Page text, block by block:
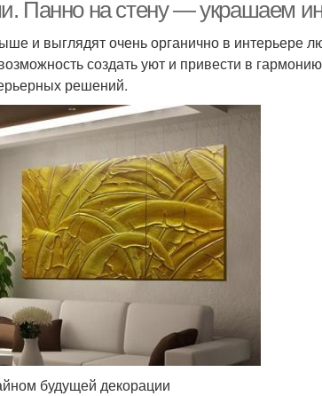
Панно на стену — украшаем
и выглядят очень органично в интерьере
создать уют и привести в
решений.
будущей декорации